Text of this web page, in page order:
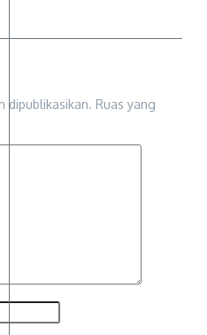
dipublikasikan. Ruas yang